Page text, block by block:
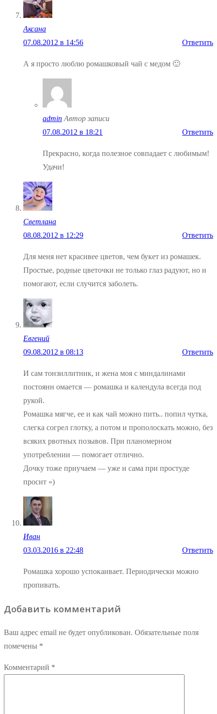
Аксана
07.08.2012 в 14:56
Ответить
А я просто люблю ромашковый чай с медом 🙂
admin Автор записи
07.08.2012 в 18:21
Ответить
Прекрасно, когда полезное совпадает с любимым!
Удачи!
Светлана
08.08.2012 в 12:29
Ответить
Для меня нет красивее цветов, чем букет из ромашек.
Простые, родные цветочки не только глаз радуют, но и
помогают, если случится заболеть.
Евгений
09.08.2012 в 08:13
Ответить
И сам тонзиллитник, и жена моя с миндалинами
постоянн омается — ромашка и календула всегда под
рукой.
Ромашка мягче, ее и как чай можно пить.. попил чутка,
слегка согрел глотку, а потом и прополоскать можно, без
всяких рвотных позывов. При планомерном
употреблении — помогает отлично.
Дочку тоже приучаем — уже и сама при простуде
просит «)
Иван
03.03.2016 в 22:48
Ответить
Ромашка хорошо успокаивает. Периодически можно
пропивать.
Добавить комментарий
Ваш адрес email не будет опубликован. Обязательные поля
помечены *
Комментарий *